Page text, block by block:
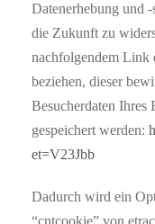
Datenerhebung und
die Zukunft zu
nachfolgendem Link
beziehen, dieser
Besucherdaten Ihres
gespeichert werden:
et=V23Jbb
Dadurch wird ein
“cntcookie” von